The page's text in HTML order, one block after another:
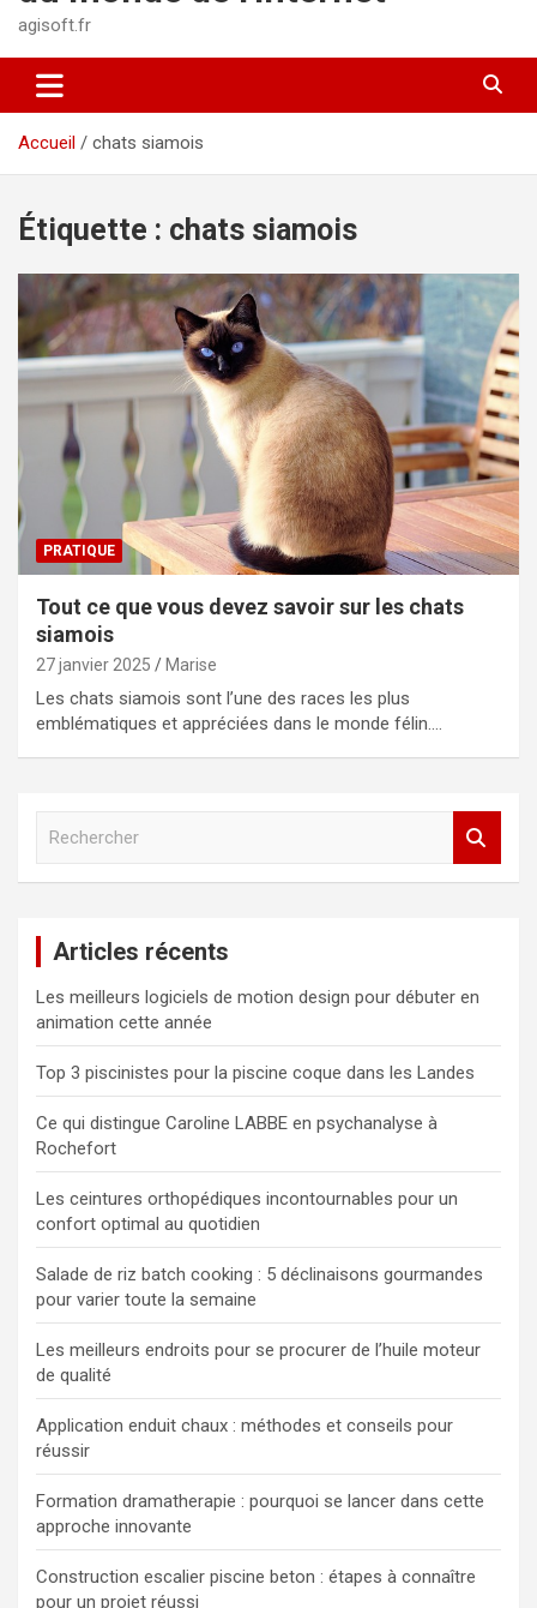
agisoft.fr
Accueil chats siamois
Étiquette : chats siamois
PRATIQUE
Tout ce que vous devez savoir sur les chats
siamois
27 janvier 2025 Marise
Les chats siamois sont l’une des races les plus
emblématiques et appréciées dans le monde félin.…
c
h
e
r
Articles récents
Les meilleurs logiciels de motion design pour débuter en
animation cette année
Top 3 piscinistes pour la piscine coque dans les Landes
Ce qui distingue Caroline LABBE en psychanalyse à
Rochefort
Les ceintures orthopédiques incontournables pour un
confort optimal au quotidien
Salade de riz batch cooking : 5 déclinaisons gourmandes
pour varier toute la semaine
Les meilleurs endroits pour se procurer de l’huile moteur
de qualité
Application enduit chaux : méthodes et conseils pour
réussir
Formation dramatherapie : pourquoi se lancer dans cette
approche innovante
Construction escalier piscine beton : étapes à connaître
pour un projet réussi